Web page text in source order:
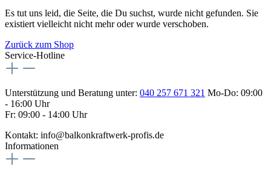
Es tut uns leid, die Seite, die Du suchst, wurde nicht gefunden. Sie
existiert vielleicht nicht mehr oder wurde verschoben.
Zurück zum Shop
Service-Hotline
Unterstützung und Beratung unter: 040 257 671 321 Mo-Do: 09:00
- 16:00 Uhr
Fr: 09:00 - 14:00 Uhr
Kontakt: info@balkonkraftwerk-profis.de
Informationen